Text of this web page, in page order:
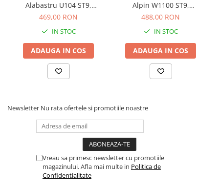
Alabastru U104 ST9,
2800x2070x18 mm
469,00 RON
IN STOC
ADAUGA IN COS
Alpin W1100 ST9,
2800x2070x18 mm
488,00 RON
IN STOC
ADAUGA IN COS
Newsletter Nu rata ofertele si promotiile noastre
Vreau sa primesc newsletter cu promotiile
magazinului. Afla mai multe in Politica de
Confidentialitate